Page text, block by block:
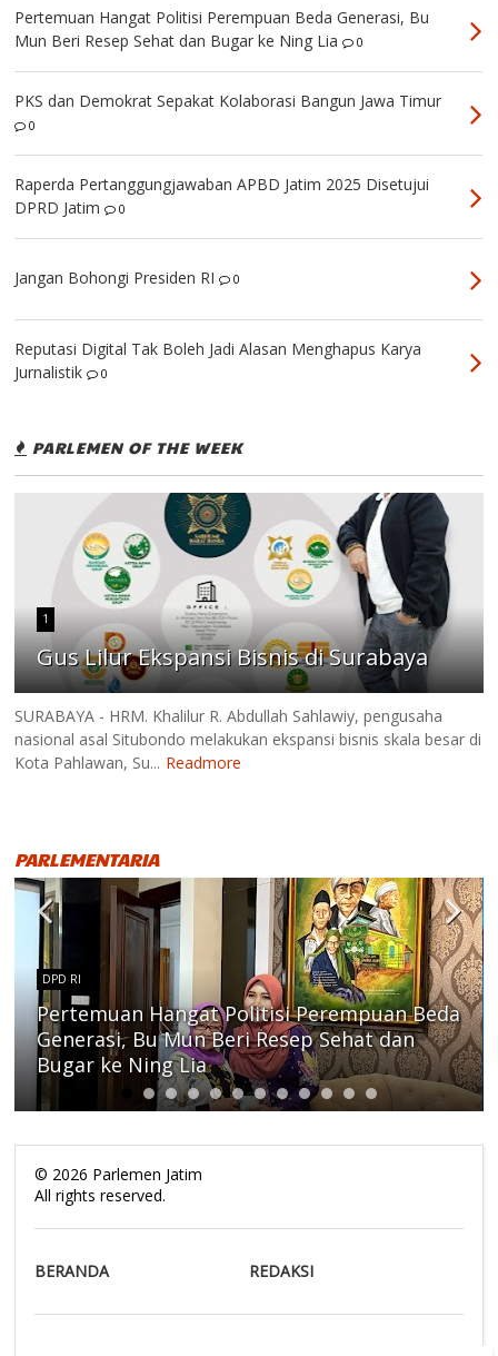
Pertemuan Hangat Politisi Perempuan Beda Generasi, Bu
Mun Beri Resep Sehat dan Bugar ke Ning Lia
0
PKS dan Demokrat Sepakat Kolaborasi Bangun Jawa Timur
0
Raperda Pertanggungjawaban APBD Jatim 2025 Disetujui
DPRD Jatim
0
Jangan Bohongi Presiden RI 0
Reputasi Digital Tak Boleh Jadi Alasan Menghapus Karya
Jurnalistik
0
PARLEMEN OF THE WEEK
1
Gus Lilur Ekspansi Bisnis di Surabaya
SURABAYA - HRM. Khalilur R. Abdullah Sahlawiy, pengusaha
nasional asal Situbondo melakukan ekspansi bisnis skala besar di
Kota Pahlawan, Su... Readmore
PARLEMENTARIA
DPD RI
Pertemuan Hangat Politisi Perempuan Beda
Generasi, Bu Mun Beri Resep Sehat dan
Bugar ke Ning Lia
© 2026 Parlemen Jatim
All rights reserved.
BERANDA REDAKSI